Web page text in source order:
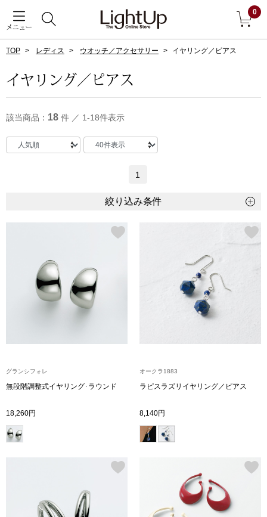
メニュー
0
すべて見る
ダーウェア
ン雑貨
戻る
アウター
その他
トップス
Tシャツ／カッ
その他
TOP レディス ウオッチ／アクセサリー イヤリング／ピアス
イヤリング／ピアス
該当商品： 18 件 ／ 1-18件表示
1
絞り込み条件
グランシフォレ
無段階調整式イヤリング･ラウンド
18,260円
オークラ1883
ラピスラズリイヤリング／ピアス
8,140円